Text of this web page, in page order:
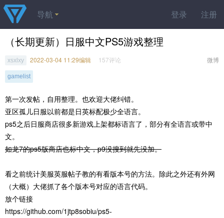
登录 注册
导航
（长期更新）日服中文PS5游戏整理
微博
xsxlxy 2022-03-04 11:29编辑 157评论
gamelist
第一次发帖，自用整理。也欢迎大佬纠错。
亚区孤儿日服以前都是日英标配极少全语言。
ps5之后日服商店很多新游戏上架都标语言了，部分有全语言或带中
文。
如龙7的ps5版商店也标中文，p9没搜到就先没加。
看之前统计美服英服帖子教的有看版本号的方法。除此之外还有外网
（大概）大佬抓了各个版本号对应的语言代码。
放个链接
https://github.com/1jtp8sobiu/ps5-